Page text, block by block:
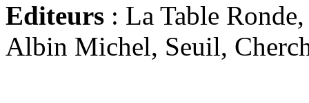
Editeurs : La Table
Albin Michel, Seuil,